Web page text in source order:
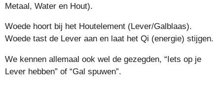
Metaal, Water en Hout).
Woede hoort bij het Houtelement (Lever/Galblaas).
Woede tast de Lever aan en laat het Qi (energie) stijgen.
We kennen allemaal ook wel de gezegden, “Iets op je
Lever hebben” of “Gal spuwen”.